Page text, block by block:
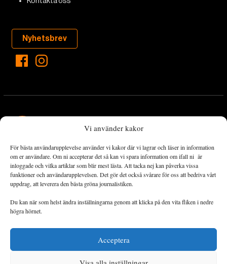
Vi använder kakor
För bästa användarupplevelse använder vi kakor där vi lagrar och läser in information
om er användare. Om ni accepterar det så kan vi spara information om ifall ni är
inloggade och vilka artiklar som blir mest lästa. Att tacka nej kan påverka vissa
funktioner och användarupplevelsen. Det gör det också svårare för oss att bedriva vårt
uppdrag, att leverera den bästa gröna journalistiken.
Du kan när som helst ändra inställningarna genom att klicka på den vita fliken i nedre
högra hörnet.
Acceptera
Nyhetsbrev
Landets Fria Tidning är en nyhetstidning med bred bevakning av
det viktigaste som händer lokalt och globalt och med fokus på
omställningsrörelsen. En omställning till ett hållbart samhälle går
både via starka och lika rättigheter för alla människor, minskade
ekonomiska och sociala klyftor, samt utrymme för allt levande att
utvecklas och frodas.